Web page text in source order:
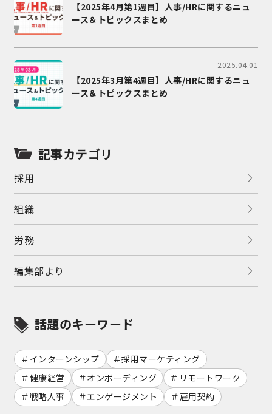
【2025年4月第1週目】人事/HRに関するニュ
ース＆トピックスまとめ
2025.04.01
【2025年3月第4週目】人事/HRに関するニュ
ース＆トピックスまとめ
記事カテゴリ
採用
組織
労務
編集部より
話題のキーワード
インターンシップ
採用マーケティング
健康経営
オンボーディング
リモートワーク
戦略人事
エンゲージメント 雇用契約